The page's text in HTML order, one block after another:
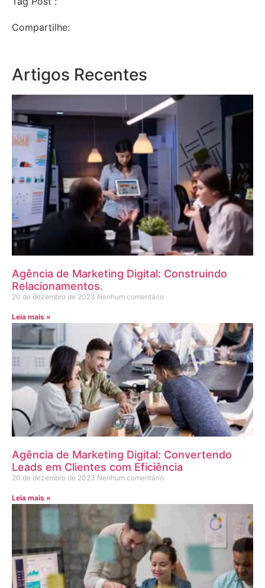
Compartilhe:
Artigos Recentes
Agência de Marketing Digital: Construindo
Relacionamentos.
20 de dezembro de 2023 Nenhum comentário
Leia mais »
Agência de Marketing Digital: Convertendo
Leads em Clientes com Eficiência
20 de dezembro de 2023 Nenhum comentário
Leia mais »